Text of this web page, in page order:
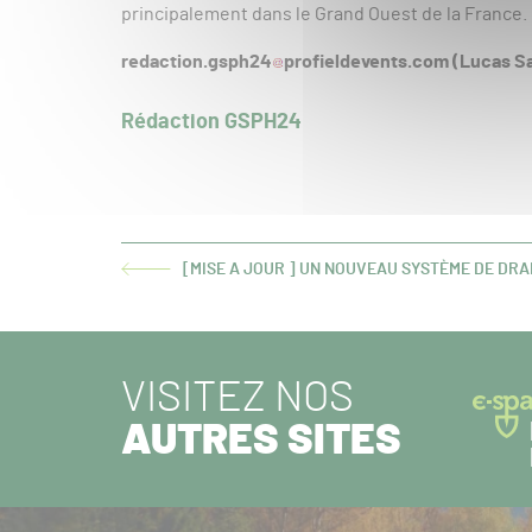
principalement dans le Grand Ouest de la France.
redaction.gsph24 profieldevents.com (Lucas
Rédaction GSPH24
ARTICLE [MISE A JOUR ] UN NOUVEAU SYSTÈME DE
VISITEZ NOS
AUTRES SITES